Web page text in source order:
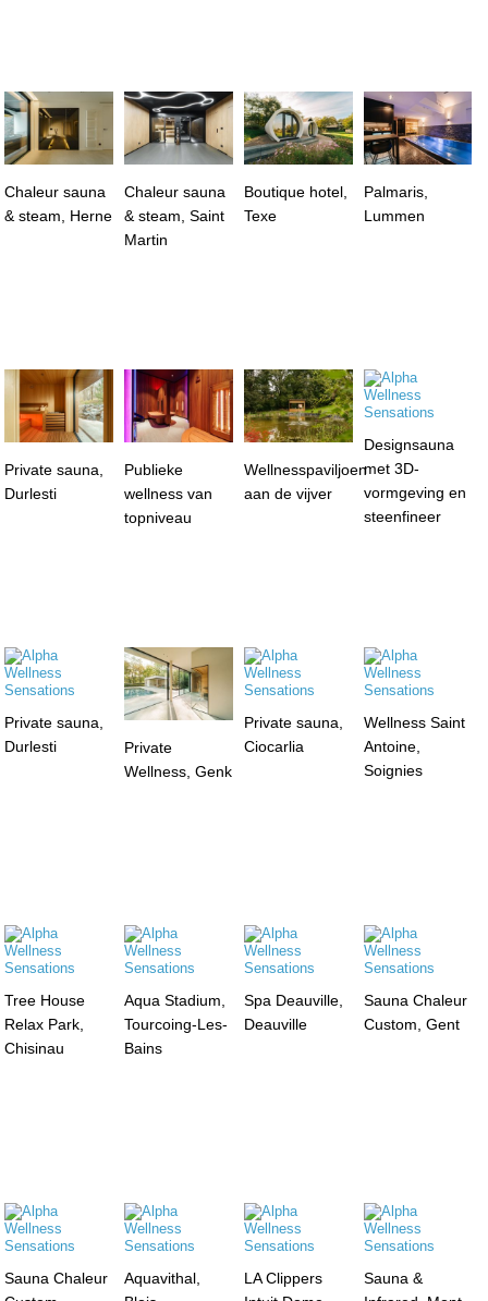
Chaleur sauna
& steam, Herne
Chaleur sauna
& steam, Saint
Martin
Boutique hotel,
Texe
Palmaris,
Lummen
Private sauna,
Durlesti
Publieke
wellness van
topniveau
Wellnesspaviljoen
aan de vijver
Designsauna
met 3D-
vormgeving en
steenfineer
Private sauna,
Durlesti
Private
Wellness, Genk
Private sauna,
Ciocarlia
Wellness Saint
Antoine,
Soignies
Tree House
Relax Park,
Chisinau
Aqua Stadium,
Tourcoing-Les-
Bains
Spa Deauville,
Deauville
Sauna Chaleur
Custom, Gent
Sauna Chaleur
Aquavithal,
LA Clippers
Sauna &